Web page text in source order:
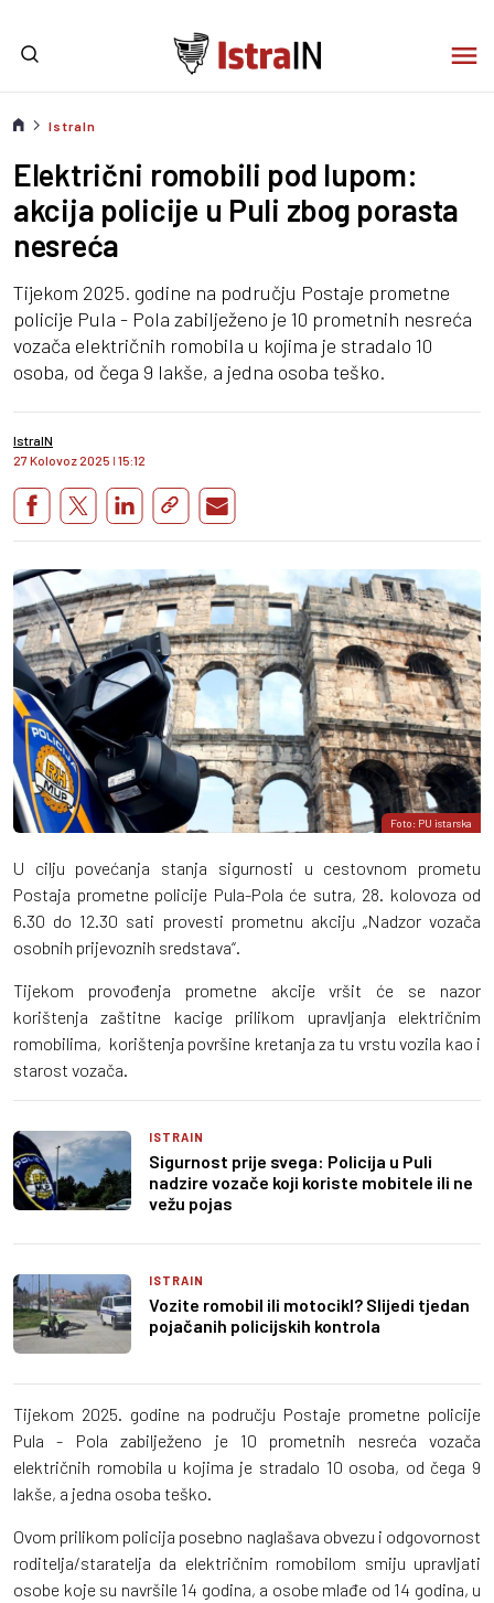
IstraIn
Električni romobili pod lupom:
akcija policije u Puli zbog porasta
nesreća
Tijekom 2025. godine na području Postaje prometne
policije Pula - Pola zabilježeno je 10 prometnih nesreća
vozača električnih romobila u kojima je stradalo 10
osoba, od čega 9 lakše, a jedna osoba teško.
IstraIN
27 Kolovoz 2025 I 15:12
Foto: PU istarska
U cilju povećanja stanja sigurnosti u cestovnom prometu
Postaja prometne policije Pula-Pola će sutra, 28. kolovoza od
6.30 do 12.30 sati provesti prometnu akciju „Nadzor vozača
osobnih prijevoznih sredstava“.
Tijekom provođenja prometne akcije vršit će se nazor
korištenja zaštitne kacige prilikom upravljanja električnim
romobilima, korištenja površine kretanja za tu vrstu vozila kao i
starost vozača.
ISTRAIN
Sigurnost prije svega: Policija u Puli
nadzire vozače koji koriste mobitele ili ne
vežu pojas
ISTRAIN
Vozite romobil ili motocikl? Slijedi tjedan
pojačanih policijskih kontrola
Tijekom 2025. godine na području Postaje prometne policije
Pula - Pola zabilježeno je 10 prometnih nesreća vozača
električnih romobila u kojima je stradalo 10 osoba, od čega 9
lakše, a jedna osoba teško.
Ovom prilikom policija posebno naglašava obvezu i odgovornost
roditelja/staratelja da električnim romobilom smiju upravljati
osobe koje su navršile 14 godina, a osobe mlađe od 14 godina, u